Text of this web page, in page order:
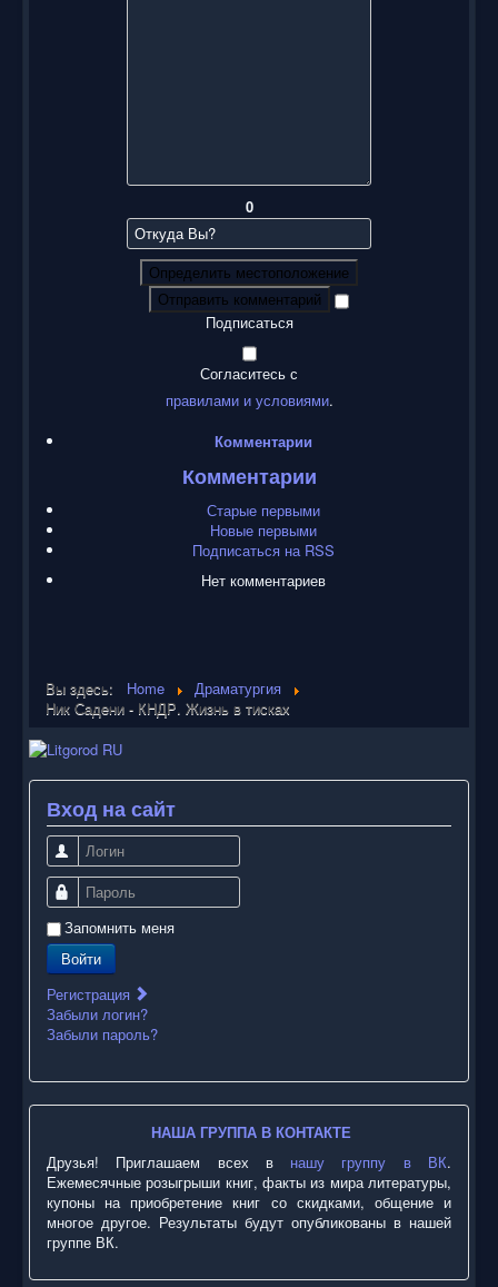
0
Определить местоположение
Отправить комментарий
Подписаться
Согласитесь с
правилами и условиями.
Комментарии
Комментарии
Старые первыми
Новые первыми
Подписаться на RSS
Нет комментариев
Вы здесь: Home
Драматургия
Ник Садени - КНДР. Жизнь в тисках
Вход на сайт
Логин
Пароль
Запомнить меня
Войти
Регистрация
Забыли логин?
Забыли пароль?
НАША ГРУППА В КОНТАКТЕ
Друзья! Приглашаем всех в нашу группу в ВК.
Ежемесячные розыгрыши книг, факты из мира литературы,
купоны на приобретение книг со скидками, общение и
многое другое. Результаты будут опубликованы в нашей
группе ВК.